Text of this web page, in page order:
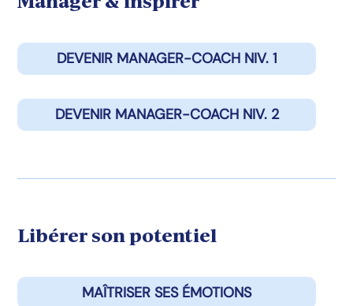
DEVENIR MANAGER-COACH NIV. 1
DEVENIR MANAGER-COACH NIV. 2
Libérer son potentiel
MAÎTRISER SES ÉMOTIONS